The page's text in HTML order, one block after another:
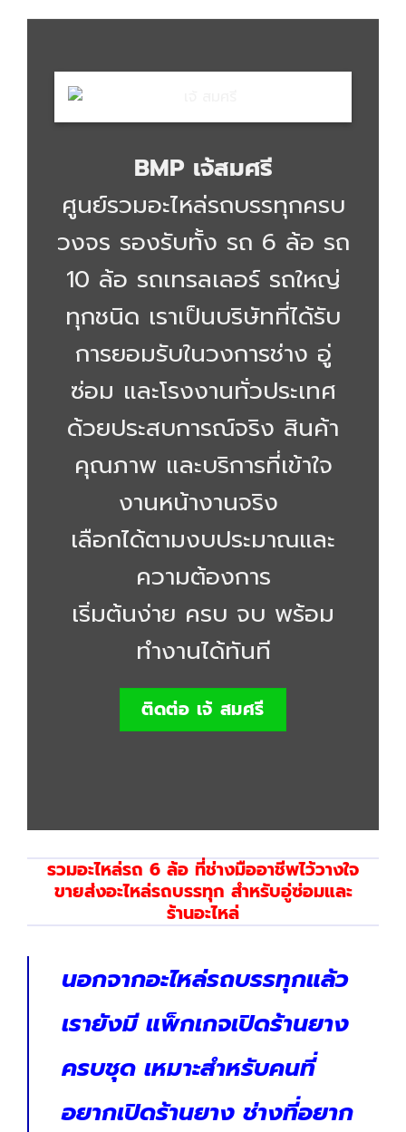
BMP เจ้สมศรี
ศูนย์รวมอะไหล่รถบรรทุกครบ
วงจร รองรับทั้ง รถ 6 ล้อ รถ
10 ล้อ รถเทรลเลอร์ รถใหญ่
ทุกชนิด เราเป็นบริษัทที่ได้รับ
การยอมรับในวงการช่าง อู่
ซ่อม และโรงงานทั่วประเทศ
ด้วยประสบการณ์จริง สินค้า
คุณภาพ และบริการที่เข้าใจ
งานหน้างานจริง
เลือกได้ตามงบประมาณและ
ความต้องการ
เริ่มต้นง่าย ครบ จบ พร้อม
ทำงานได้ทันที
ติดต่อ เจ้ สมศรี
รวมอะไหล่รถ 6 ล้อ ที่ช่างมืออาชีพไว้วางใจ
ขายส่งอะไหล่รถบรรทุก สำหรับอู่ซ่อมและ
ร้านอะไหล่
นอกจากอะไหล่รถบรรทุกแล้ว
เรายังมี แพ็กเกจเปิดร้านยาง
ครบชุด เหมาะสำหรับคนที่
อยากเปิดร้านยาง ช่างที่อยาก